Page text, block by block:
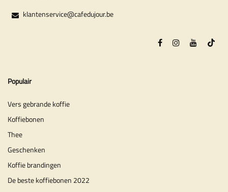
klantenservice@cafedujour.be
Populair
Vers gebrande koffie
Koffiebonen
Thee
Geschenken
Koffie brandingen
De beste koffiebonen 2022